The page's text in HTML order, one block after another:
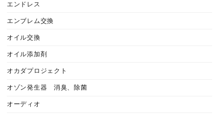
エンドレス
エンブレム交換
オイル交換
オイル添加剤
オカダプロジェクト
オゾン発生器 消臭、除菌
オーディオ